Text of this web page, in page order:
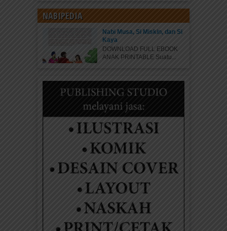
NABIPEDIA
Nabi Musa, Si Miskin, dan Si
Kaya
DOWNLOAD FULL EBOOK
ANAK PRINTABLE Suatu...